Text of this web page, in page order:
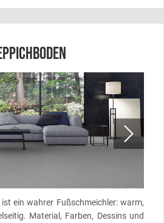
ein wahrer Fußschmeichler: warm,
Material, Farben, Dessins und